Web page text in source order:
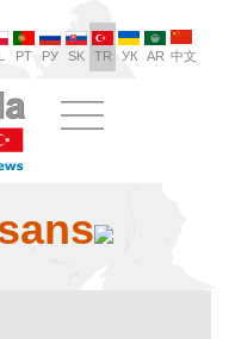
PT РУ SK TR УК AR 中文